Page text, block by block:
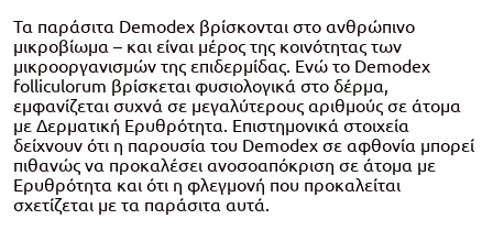
Τα παράσιτα Demodex βρίσκονται στο ανθρώπινο
μικροβίωμα – και είναι μέρος της κοινότητας των
μικροοργανισμών της επιδερμίδας. Ενώ το Demodex
folliculorum βρίσκεται φυσιολογικά στο δέρμα,
εμφανίζεται συχνά σε μεγαλύτερους αριθμούς σε άτομα
με Δερματική Ερυθρότητα. Επιστημονικά στοιχεία
δείχνουν ότι η παρουσία του Demodex σε αφθονία μπορεί
πιθανώς να προκαλέσει ανοσοαπόκριση σε άτομα με
Ερυθρότητα και ότι η φλεγμονή που προκαλείται
σχετίζεται με τα παράσιτα αυτά.